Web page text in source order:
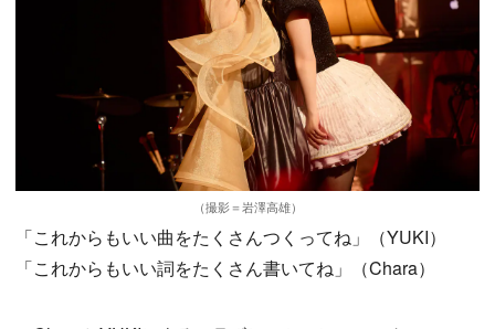
（撮影＝岩澤高雄）
「これからもいい曲をたくさんつくってね」（YUKI）
「これからもいい詞をたくさん書いてね」（Chara）